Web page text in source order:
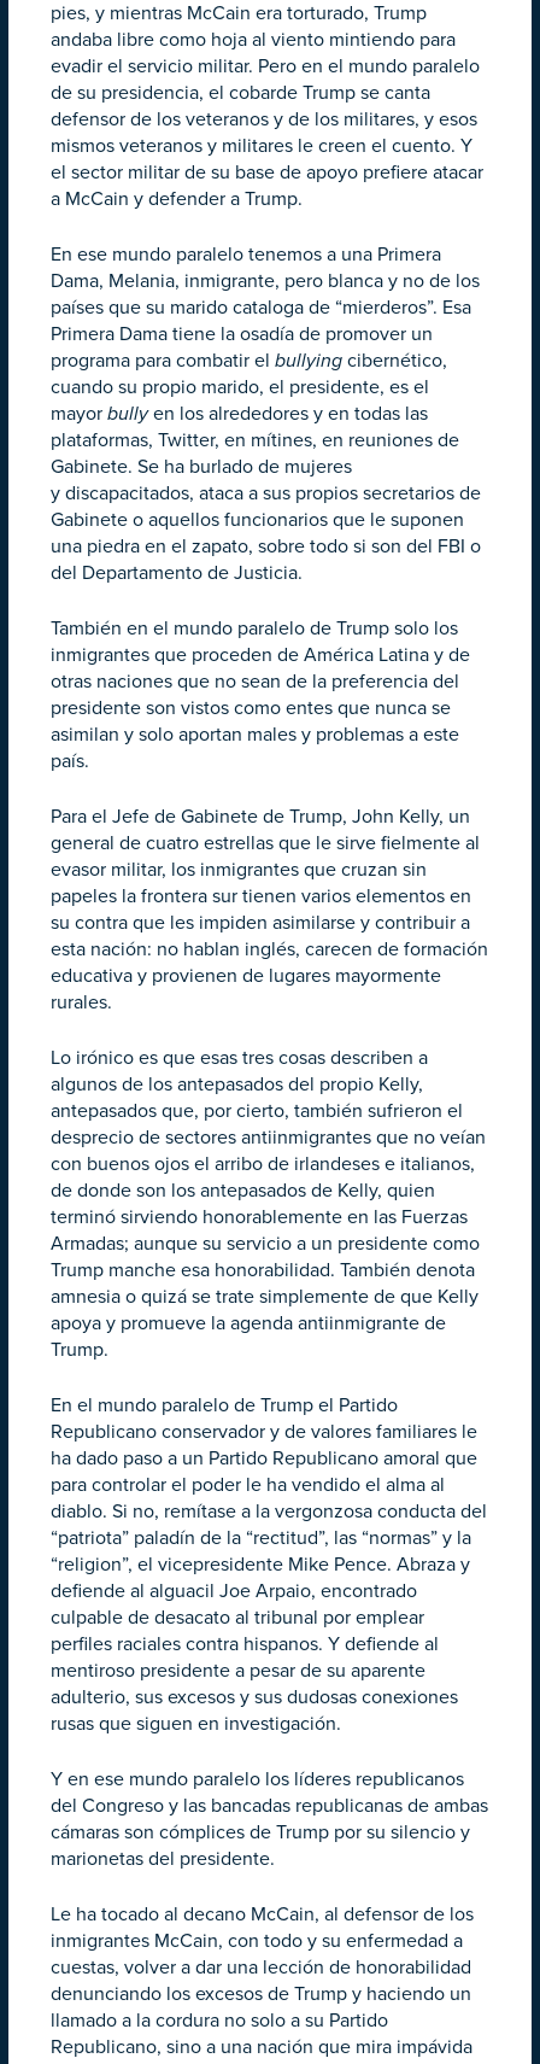
pies, y mientras McCain era torturado, Trump
andaba libre como hoja al viento mintiendo para
evadir el servicio militar. Pero en el mundo paralelo
de su presidencia, el cobarde Trump se canta
defensor de los veteranos y de los militares, y esos
mismos veteranos y militares le creen el cuento. Y
el sector militar de su base de apoyo prefiere atacar
a McCain y defender a Trump.
En ese mundo paralelo tenemos a una Primera
Dama, Melania, inmigrante, pero blanca y no de los
países que su marido cataloga de “mierderos”. Esa
Primera Dama tiene la osadía de promover un
programa para combatir el bullying cibernético,
cuando su propio marido, el presidente, es el
mayor bullyen los alrededores y en todas las
plataformas, Twitter, en mítines, en reuniones de
Gabinete. Se ha burlado de mujeres
y discapacitados, ataca a sus propios secretarios de
Gabinete o aquellos funcionarios que le suponen
una piedra en el zapato, sobre todo si son del FBI o
del Departamento de Justicia.
También en el mundo paralelo de Trump solo los
inmigrantes que proceden de América Latina y de
otras naciones que no sean de la preferencia del
presidente son vistos como entes que nunca se
asimilan y solo aportan males y problemas a este
país.
Para el Jefe de Gabinete de Trump, John Kelly, un
general de cuatro estrellas que le sirve fielmente al
evasor militar, los inmigrantes que cruzan sin
papeles la frontera sur tienen varios elementos en
su contra que les impiden asimilarse y contribuir a
esta nación: no hablan inglés, carecen de formación
educativa y provienen de lugares mayormente
rurales.
Lo irónico es que esas tres cosas describen a
algunos de los antepasados del propio Kelly,
antepasados que, por cierto, también sufrieron el
desprecio de sectores antiinmigrantes que no veían
con buenos ojos el arribo de irlandeses e italianos,
de donde son los antepasados de Kelly, quien
terminó sirviendo honorablemente en las Fuerzas
Armadas; aunque su servicio a un presidente como
Trump manche esa honorabilidad. También denota
amnesia o quizá se trate simplemente de que Kelly
apoya y promueve la agenda antiinmigrante de
Trump.
En el mundo paralelo de Trump el Partido
Republicano conservador y de valores familiares le
ha dado paso a un Partido Republicano amoral que
para controlar el poder le ha vendido el alma al
diablo. Si no, remítase a la vergonzosa conducta del
“patriota” paladín de la “rectitud”, las “normas” y la
“religion”, el vicepresidente Mike Pence. Abraza y
defiende al alguacil Joe Arpaio, encontrado
culpable de desacato al tribunal por emplear
perfiles raciales contra hispanos. Y defiende al
mentiroso presidente a pesar de su aparente
adulterio, sus excesos y sus dudosas conexiones
rusas que siguen en investigación.
Y en ese mundo paralelo los líderes republicanos
del Congreso y las bancadas republicanas de ambas
cámaras son cómplices de Trump por su silencio y
marionetas del presidente.
Le ha tocado al decano McCain, al defensor de los
inmigrantes McCain, con todo y su enfermedad a
cuestas, volver a dar una lección de honorabilidad
denunciando los excesos de Trump y haciendo un
llamado a la cordura no solo a su Partido
Republicano, sino a una nación que mira impávida